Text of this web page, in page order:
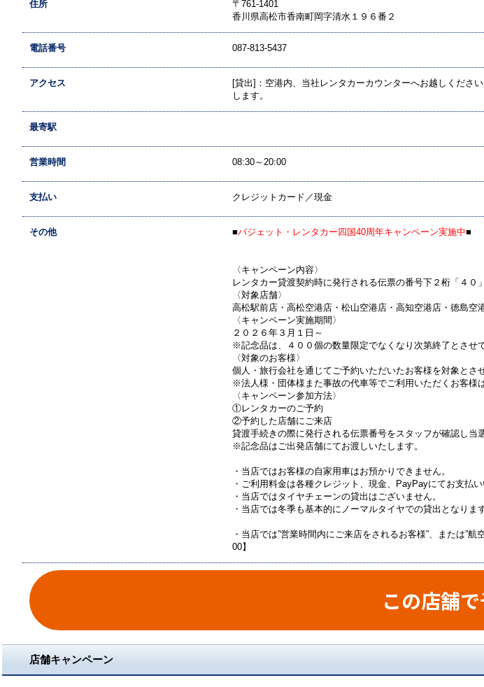
住所
〒761-1401
香川県高松市香南町岡字清水１９６番２
電話番号 087-813-5437
アクセス
[貸出]：空港内、当社レンタカーカウンターへお越しくださ
します。
最寄駅
営業時間 08:30～20:00
支払い クレジットカード／現金
その他 ■バジェット・レンタカー四国40周年キャンペーン実施中■
〈キャンペーン内容〉
レンタカー貸渡契約時に発行される伝票の番号下２桁「４０
〈対象店舗〉
高松駅前店・高松空港店・松山空港店・高知空港店・徳島空
〈キャンペーン実施期間〉
２０２６年３月１日～
※記念品は、４００個の数量限定でなくなり次第終了とさせ
〈対象のお客様〉
個人・旅行会社を通じてご予約いただいたお客様を対象とさ
※法人様・団体様また事故の代車等でご利用いただくお客様
〈キャンペーン参加方法〉
①レンタカーのご予約
②予約した店舗にご来店
貸渡手続きの際に発行される伝票番号をスタッフが確認し当
※記念品はご出発店舗にてお渡しいたします。
・当店ではお客様の自家用車はお預かりできません。
・ご利用料金は各種クレジット、現金、PayPayにてお支払い
・当店ではタイヤチェーンの貸出はございません。
・当店では冬季も基本的にノーマルタイヤでの貸出となります
・当店では”営業時間内にご来店をされるお客様”、または”
00】
この店舗
店舗キャンペーン